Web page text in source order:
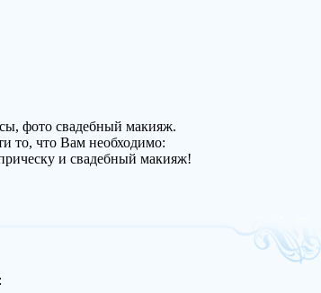
фото свадебный макияж.
то, что Вам необходимо:
и свадебный макияж!